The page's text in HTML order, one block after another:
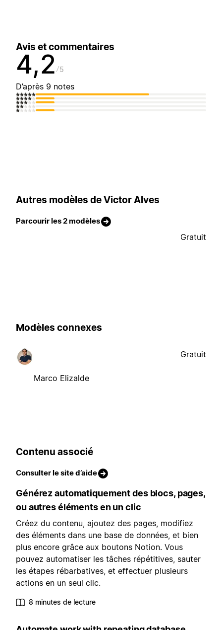
Avis et commentaires
4,2 5
D’après 9 notes
Autres modèles de Victor Alves
Parcourir les 2 modèles
Gratuit
Modèles connexes
Marco Elizalde
Gratuit
Contenu associé
Consulter le site d’aide
Générez automatiquement des blocs, pages,
ou autres éléments en un clic
Créez du contenu, ajoutez des pages, modifiez
des éléments dans une base de données, et bien
plus encore grâce aux boutons Notion. Vous
pouvez automatiser les tâches répétitives, sauter
les étapes rébarbatives, et effectuer plusieurs
actions en un seul clic.
8 minutes de lecture